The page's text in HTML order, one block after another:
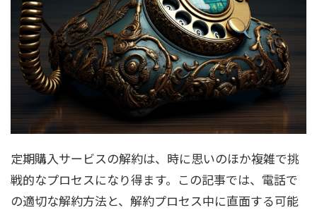
定期購入サービスの解約は、時に思いのほか複雑で挑
戦的なプロセスになり得ます。この記事では、電話で
の適切な解約方法と、解約プロセス中に直面する可能